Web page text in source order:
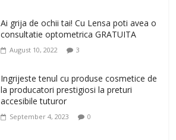
Ai grija de ochii tai! Cu Lensa poti avea o
consultatie optometrica GRATUITA
August 10, 2022 3
Ingrijeste tenul cu produse cosmetice de
la producatori prestigiosi la preturi
accesibile tuturor
September 4, 2023 0